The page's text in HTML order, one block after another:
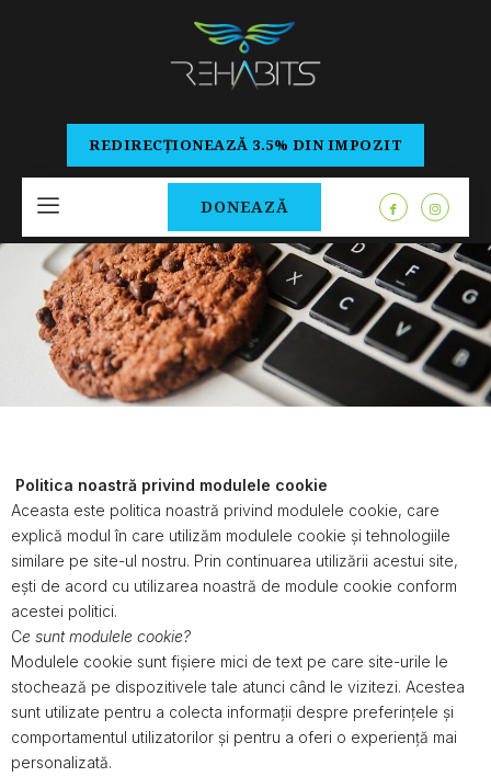
REDIRECȚIONEAZĂ 3.5% DIN IMPOZIT
DONEAZĂ
Politica noastră privind modulele cookie
Aceasta este politica noastră privind modulele cookie, care
explică modul în care utilizăm modulele cookie și tehnologiile
similare pe site-ul nostru. Prin continuarea utilizării acestui site,
ești de acord cu utilizarea noastră de module cookie conform
acestei politici.
Ce sunt modulele cookie?
Modulele cookie sunt fișiere mici de text pe care site-urile le
stochează pe dispozitivele tale atunci când le vizitezi. Acestea
sunt utilizate pentru a colecta informații despre preferințele și
comportamentul utilizatorilor și pentru a oferi o experiență mai
personalizată.